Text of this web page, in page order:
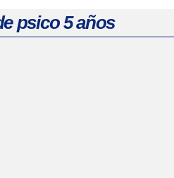
psico 5 años